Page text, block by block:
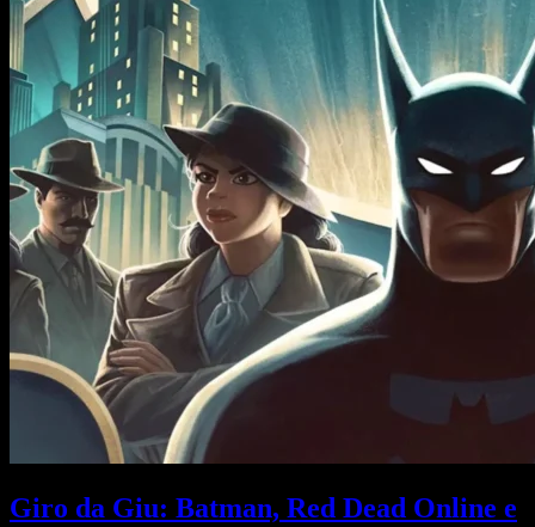
Giro da Giu: Batman, Red Dead Online e